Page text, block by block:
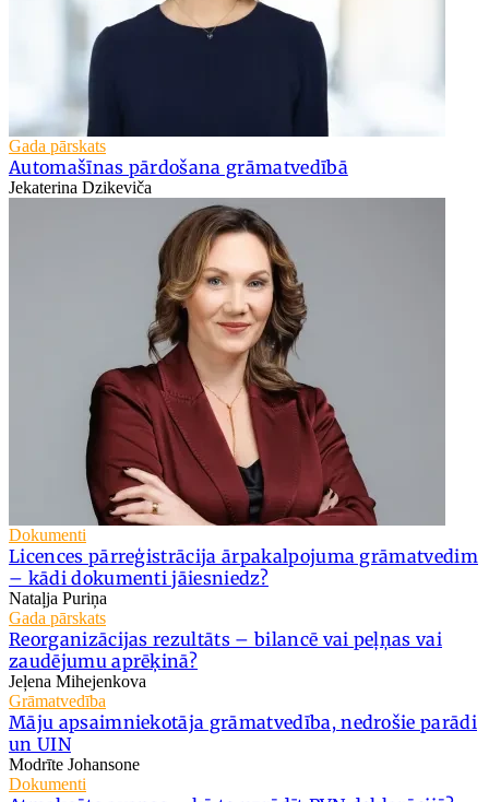
Gada pārskats
Automašīnas pārdošana grāmatvedībā
Jekaterina Dzikeviča
Dokumenti
Licences pārreģistrācija ārpakalpojuma grāmatvedim
– kādi dokumenti jāiesniedz?
Nataļja Puriņa
Gada pārskats
Reorganizācijas rezultāts – bilancē vai peļņas vai
zaudējumu aprēķinā?
Jeļena Mihejenkova
Grāmatvedība
Māju apsaimniekotāja grāmatvedība, nedrošie parādi
un UIN
Modrīte Johansone
Dokumenti